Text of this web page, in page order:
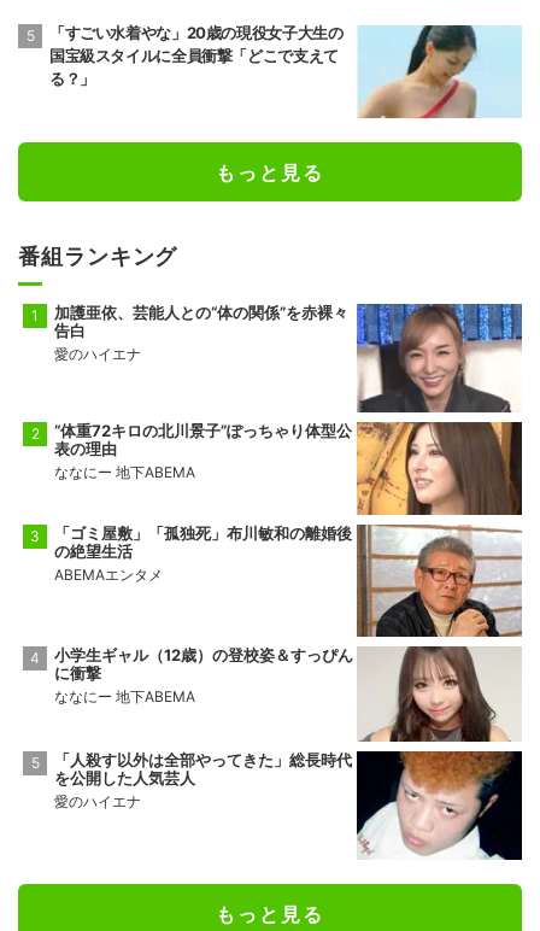
「すごい水着やな」20歳の現役女子大生の
国宝級スタイルに全員衝撃「どこで支えて
る？」
もっと見る
番組ランキング
加護亜依、芸能人との“体の関係”を赤裸々
告白
愛のハイエナ
“体重72キロの北川景子”ぽっちゃり体型公
表の理由
ななにー 地下ABEMA
「ゴミ屋敷」「孤独死」布川敏和の離婚後
の絶望生活
ABEMAエンタメ
小学生ギャル（12歳）の登校姿＆すっぴん
に衝撃
ななにー 地下ABEMA
「人殺す以外は全部やってきた」総長時代
を公開した人気芸人
愛のハイエナ
もっと見る